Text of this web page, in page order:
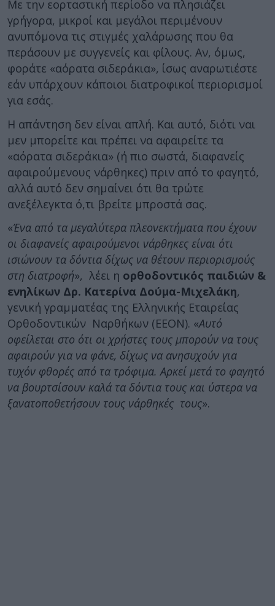
Με την εορταστική περίοδο να πλησιάζει
γρήγορα, μικροί και μεγάλοι περιμένουν
ανυπόμονα τις στιγμές χαλάρωσης που θα
περάσουν με συγγενείς και φίλους. Αν, όμως,
φοράτε «αόρατα σιδεράκια», ίσως αναρωτιέστε
εάν υπάρχουν κάποιοι διατροφικοί περιορισμοί
για εσάς.
Η απάντηση δεν είναι απλή. Και αυτό, διότι ναι
μεν μπορείτε και πρέπει να αφαιρείτε τα
«αόρατα σιδεράκια» (ή πιο σωστά, διαφανείς
αφαιρούμενους νάρθηκες) πριν από το φαγητό,
αλλά αυτό δεν σημαίνει ότι θα τρώτε
ανεξέλεγκτα ό,τι βρείτε μπροστά σας.
«Ένα από τα μεγαλύτερα πλεονεκτήματα που έχουν
οι διαφανείς αφαιρούμενοι νάρθηκες είναι ότι
ισιώνουν τα δόντια δίχως να θέτουν περιορισμούς
στη διατροφή», λέει η ορθοδοντικός παιδιών &
ενηλίκων Δρ. Κατερίνα Δούμα-Μιχελάκη,
γενική γραμματέας της Ελληνικής Εταιρείας
Ορθοδοντικών Ναρθήκων (ΕΕΟΝ). «Αυτό
οφείλεται στο ότι οι χρήστες τους μπορούν να τους
αφαιρούν για να φάνε, δίχως να ανησυχούν για
τυχόν φθορές από τα τρόφιμα. Αρκεί μετά το φαγητό
να βουρτσίσουν καλά τα δόντια τους και ύστερα να
ξανατοποθετήσουν τους νάρθηκές τους».